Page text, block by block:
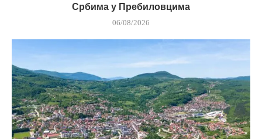
Србима у Пребиловцима
06/08/2026